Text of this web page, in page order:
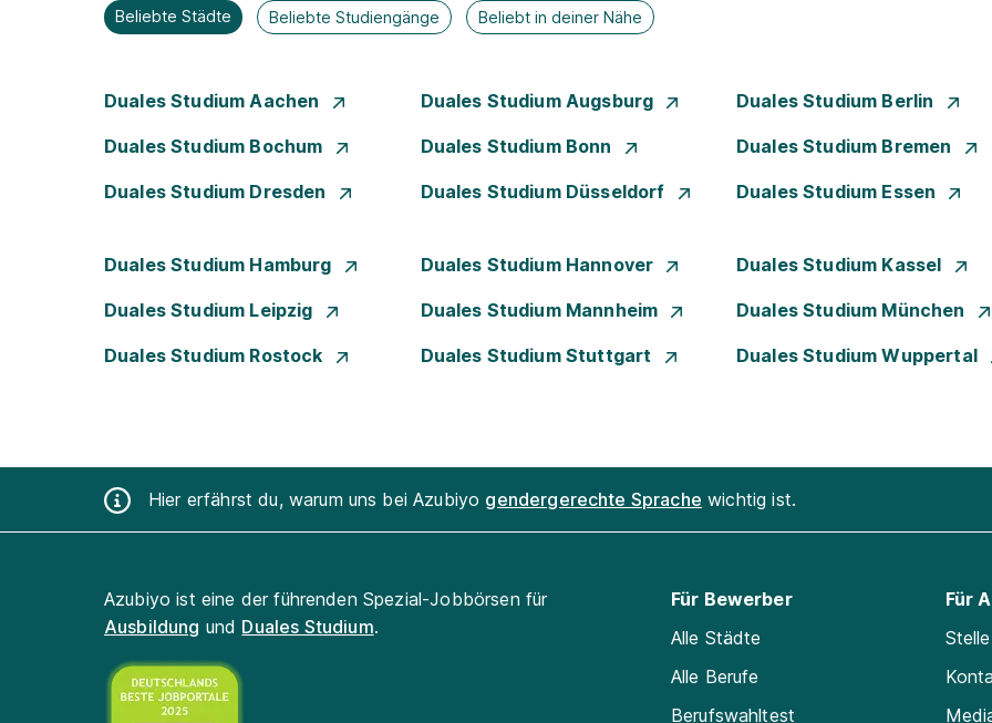
Beliebte Städte Beliebte Studiengänge Beliebt in deiner Nähe
Duales Studium Aachen Duales Studium Augsburg Duales Studium Berlin
Duales Studium Bochum Duales Studium Bonn Duales Studium Bremen
Duales Studium Dresden Duales Studium Düsseldorf Duales Studium Essen
Duales Studium Hamburg Duales Studium Hannover Duales Studium Kassel
Duales Studium Leipzig Duales Studium Mannheim Duales Studium München
Duales Studium Rostock Duales Studium Stuttgart Duales Studium Wuppertal
Hier erfährst du, warum uns bei Azubiyo gendergerechte Sprache wichtig ist.
Azubiyo ist eine der führenden Spezial-Jobbörsen für
Ausbildung und Duales Studium.
Für Bewerber
Alle Städte
Alle Berufe
Berufswahltest
Für